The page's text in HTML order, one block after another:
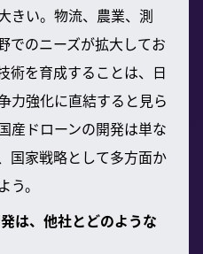
きい。物流、農業、測
でのニーズが拡大してお
術を育成することは、日
力強化に直結すると見ら
産ドローンの開発は単な
国家戦略として多方面か
。
は、他社とどのような